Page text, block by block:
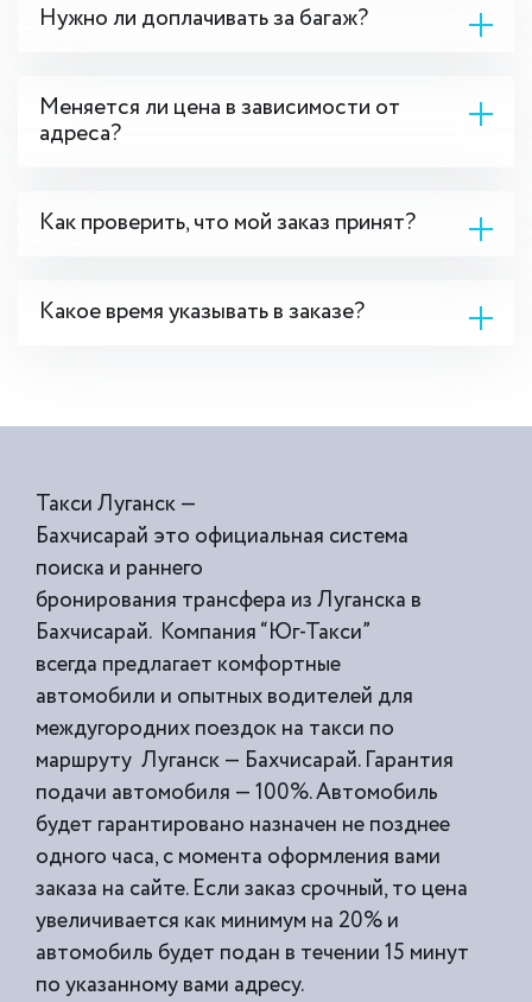
Нужно ли доплачивать за багаж?
Меняется ли цена в зависимости от
адреса?
Как проверить, что мой заказ принят?
Какое время указывать в заказе?
Такси Луганск —
Бахчисарай это официальная система
поиска и раннего
бронирования трансфера из Луганска в
Бахчисарай. Компания “Юг-Такси”
всегда предлагает комфортные
автомобили и опытных водителей для
междугородних поездок на такси по
маршруту Луганск — Бахчисарай. Гарантия
подачи автомобиля — 100%. Автомобиль
будет гарантировано назначен не позднее
одного часа, с момента оформления вами
заказа на сайте. Если заказ срочный, то цена
увеличивается как минимум на 20% и
автомобиль будет подан в течении 15 минут
по указанному вами адресу.